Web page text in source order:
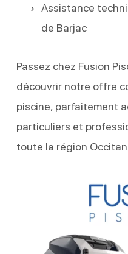
Assistance
de Barjac
Passez chez Fusion
découvrir notre offre
piscine, parfaitement
particuliers et
toute la région